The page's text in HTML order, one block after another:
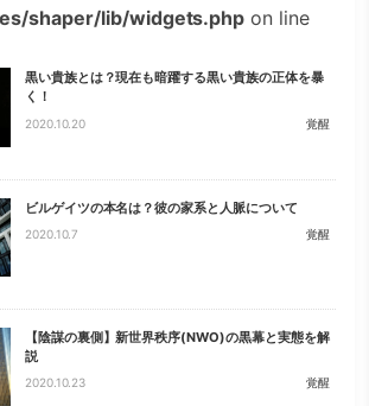
shaper/lib/widgets.php on line
黒い貴族とは？現在も暗躍する黒い貴族の正体を暴
く！
2020.10.20 覚醒
ビルゲイツの本名は？彼の家系と人脈について
2020.10.7 覚醒
【陰謀の裏側】新世界秩序(NWO)の黒幕と実態を解
説
2020.10.23 覚醒